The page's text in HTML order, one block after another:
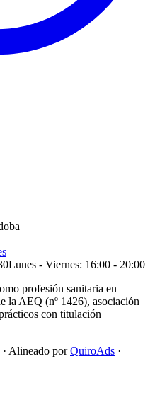
Lunes - Viernes: 16:00 - 20:00
profesión sanitaria en
la AEQ (nº 1426), asociación
con titulación
· Alineado porQuiroAds ·